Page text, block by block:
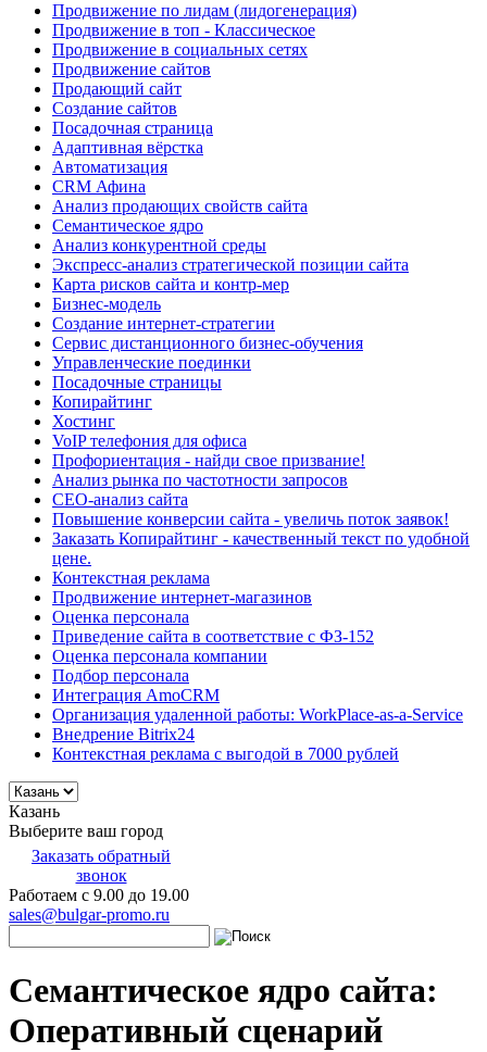
Продвижение по лидам (лидогенерация)
Продвижение в топ - Классическое
Продвижение в социальных сетях
Продвижение сайтов
Продающий сайт
Создание сайтов
Посадочная страница
Адаптивная вёрстка
Автоматизация
CRM Афина
Анализ продающих свойств сайта
Семантическое ядро
Анализ конкурентной среды
Экспресс-анализ стратегической позиции сайта
Карта рисков сайта и контр-мер
Бизнес-модель
Создание интернет-стратегии
Сервис дистанционного бизнес-обучения
Управленческие поединки
Посадочные страницы
Копирайтинг
Хостинг
VoIP телефония для офиса
Профориентация - найди свое призвание!
Анализ рынка по частотности запросов
СЕО-анализ сайта
Повышение конверсии сайта - увеличь поток заявок!
Заказать Копирайтинг - качественный текст по удобной
цене.
Контекстная реклама
Продвижение интернет-магазинов
Оценка персонала
Приведение сайта в соответствие с ФЗ-152
Оценка персонала компании
Подбор персонала
Интеграция AmoCRM
Организация удаленной работы: WorkPlace-as-a-Service
Внедрение Bitrix24
Контекстная реклама с выгодой в 7000 рублей
Казань
Выберите ваш город
Заказать обратный
звонок
Работаем с 9.00 до 19.00
sales@bulgar-promo.ru
Семантическое ядро сайта:
Оперативный сценарий